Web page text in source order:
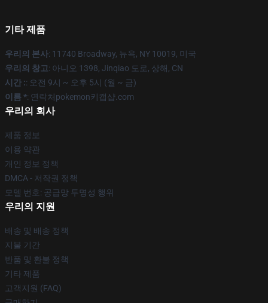
기타 제품
우리의 본사: 11740 Broadway, 뉴욕, NY 10019, 미국
우리의 창고: 아니오 1398, Jinqiao 도로, 상해, CN
시간 :: 오전 9시 ~ 오후 5시 (월 ~ 금)
이름 *: 연락처pokemon키캡샵.com
우리의 회사
제품 정보
이용 약관
개인 정보 정책
DMCA - 저작권 정책
모델 번호: 공급망 투명성 행위
우리의 지원
배송 및 배송 정책
지불 기간
반품 및 환불 정책
기타 제품
고객지원 (FAQ)